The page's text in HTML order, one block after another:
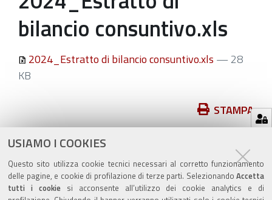
USIAMO I COOKIES
Questo sito utilizza cookie tecnici necessari al corretto funzionamento
delle pagine, e cookie di profilazione di terze parti. Selezionando Accetta
tutti i cookiesi acconsente all’utilizzo dei cookie analytics e di
bilancio consuntivo.xls
2024_Estratto di bilancio consuntivo.xls — 28
KB
sul
documento
STAMPA
ultima modifica